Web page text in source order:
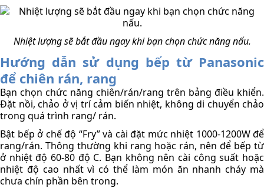
Nhiệt lượng sẽ bắt đầu ngay khi bạn chọn chức năng nấu.
Hướng dẫn sử dụng bếp từ Panasonic
để chiên rán, rang
Bạn chọn chức năng chiên/rán/rang trên bảng điều khiển.
Đặt nồi, chảo ở vị trí cảm biến nhiệt, không di chuyển chảo
trong quá trình rang/ rán.
Bật bếp ở chế độ “Fry” và cài đặt mức nhiệt 1000-1200W để
rang/rán. Thông thường khi rang hoặc rán, nên để bếp từ
ở nhiệt độ 60-80 độ C. Bạn không nên cài công suất hoặc
nhiệt độ cao nhất vì có thể làm món ăn nhanh cháy mà
chưa chín phần bên trong.